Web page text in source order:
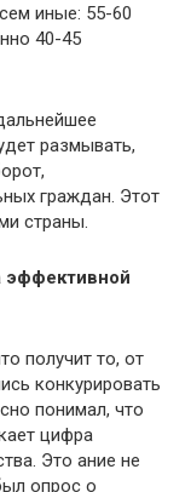
иные: 55-60
40-45
размывать,
граждан. Этот
страны.
эффективной
получит то, от
конкурировать
понимал, что
цифра
Это ание не
опрос о